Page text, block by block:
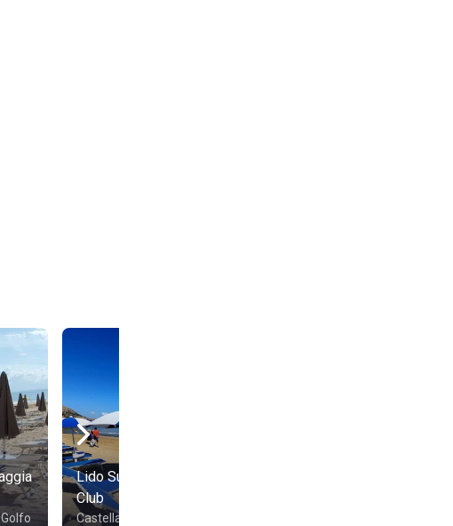
Lido Sunrise Beach
Club
Castellammare Del Golfo